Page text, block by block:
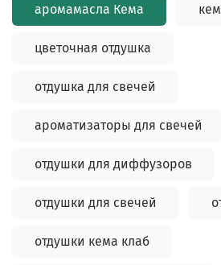
аромамасла Кема
цветочная отдушка
отдушка для свечей
ароматизаторы для свечей
отдушки для диффузоров
отдушки для свечей
отдушки кема клаб